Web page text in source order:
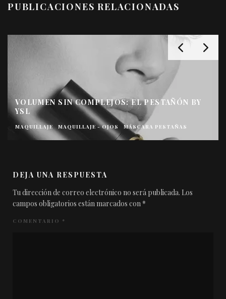
PUBLICACIONES RELACIONADAS
VOLUMEN SIN COMPLEJOS: EL PESTAÑÓN BY
YSL
MAQUILLAJE MAQUILLAJE - OJOS MÁSCARA PESTAÑAS
DEJA UNA RESPUESTA
Tu dirección de correo electrónico no será publicada. Los
campos obligatorios están marcados con *
COMENTARIO *